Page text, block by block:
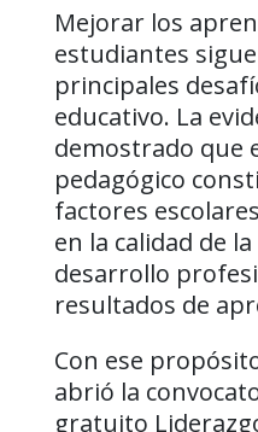
Mejorar los
estudiantes
principales
educativo. La
demostrado que
pedagógico
factores
en la calidad de
desarrollo
resultados de
Con ese
abrió la
gratuito